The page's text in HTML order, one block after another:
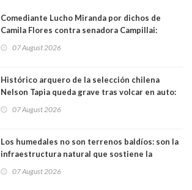
Comediante Lucho Miranda por dichos de
Camila Flores contra senadora Campillai:
forma de quitar dignidad"
07 August 2026
Histórico arquero de la selección chilena
Nelson Tapia queda grave tras volcar en auto:
07 August 2026
Los humedales no son terrenos baldíos: son la
infraestructura natural que sostiene la
07 August 2026